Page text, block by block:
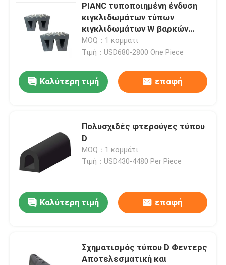
PIANC τυποποιημένη ένδυση
κιγκλιδωμάτων τύπων
κιγκλιδωμάτων W βαρκών
ρυμουλκών - ανθεκτική
MOQ：1 κομμάτι
Τιμή：USD680-2800 One Piece
Καλύτερη τιμή επαφή
Πολυσχιδές φτερούγες τύπου
D
MOQ：1 κομμάτι
Τιμή：USD430-4480 Per Piece
Καλύτερη τιμή επαφή
Σχηματισμός τύπου D Φεντερς
Αποτελεσματική και